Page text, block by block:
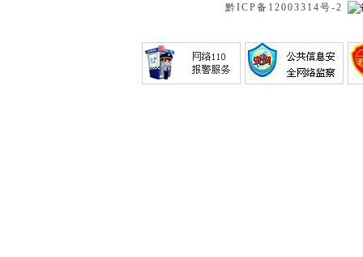
黔ICP备12003314号-2